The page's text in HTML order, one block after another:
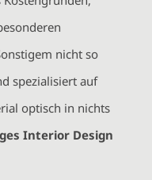
nicht so
spezialisiert auf
optisch in nichts
Interior Design